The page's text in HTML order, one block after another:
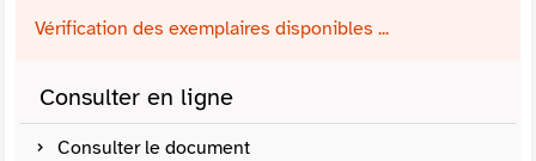
Vérification des exemplaires disponibles ...
Consulter en ligne
Consulter le document